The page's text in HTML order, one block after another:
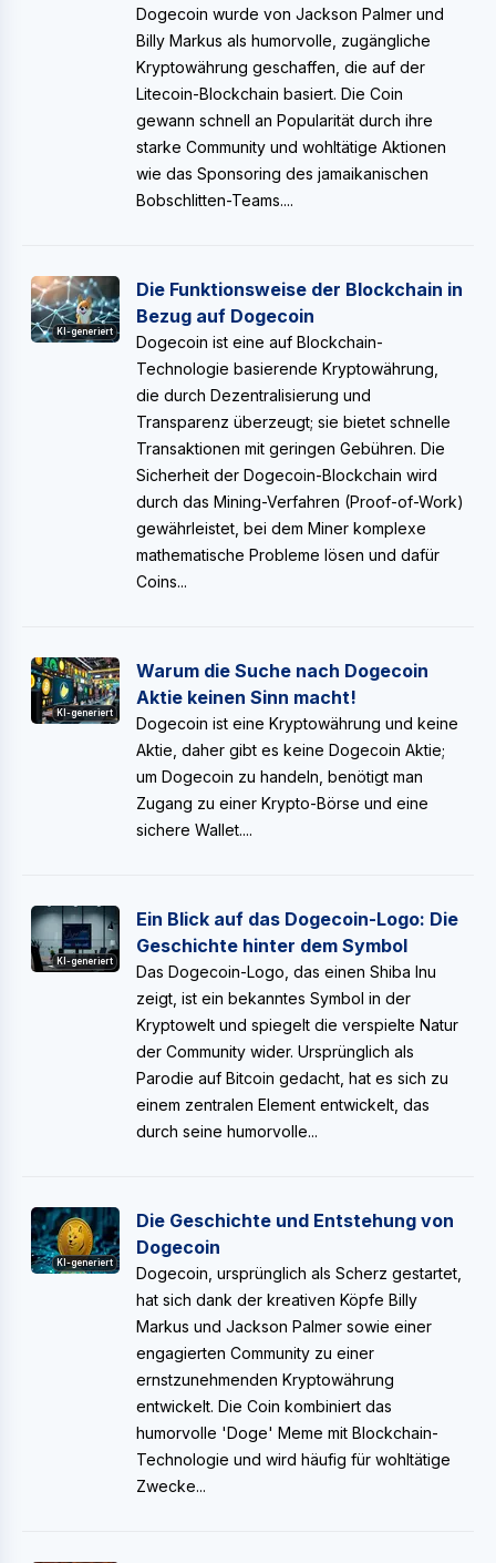
Dogecoin wurde von Jackson Palmer und
Billy Markus als humorvolle, zugängliche
Kryptowährung geschaffen, die auf der
Litecoin-Blockchain basiert. Die Coin
gewann schnell an Popularität durch ihre
starke Community und wohltätige Aktionen
wie das Sponsoring des jamaikanischen
Bobschlitten-Teams....
KI-generiert
Die Funktionsweise der Blockchain in
Bezug auf Dogecoin
Dogecoin ist eine auf Blockchain-
Technologie basierende Kryptowährung,
die durch Dezentralisierung und
Transparenz überzeugt; sie bietet schnelle
Transaktionen mit geringen Gebühren. Die
Sicherheit der Dogecoin-Blockchain wird
durch das Mining-Verfahren (Proof-of-Work)
gewährleistet, bei dem Miner komplexe
mathematische Probleme lösen und dafür
Coins...
KI-generiert
Warum die Suche nach Dogecoin
Aktie keinen Sinn macht!
Dogecoin ist eine Kryptowährung und keine
Aktie, daher gibt es keine Dogecoin Aktie;
um Dogecoin zu handeln, benötigt man
Zugang zu einer Krypto-Börse und eine
sichere Wallet....
KI-generiert
Ein Blick auf das Dogecoin-Logo: Die
Geschichte hinter dem Symbol
Das Dogecoin-Logo, das einen Shiba Inu
zeigt, ist ein bekanntes Symbol in der
Kryptowelt und spiegelt die verspielte Natur
der Community wider. Ursprünglich als
Parodie auf Bitcoin gedacht, hat es sich zu
einem zentralen Element entwickelt, das
durch seine humorvolle...
KI-generiert
Die Geschichte und Entstehung von
Dogecoin
Dogecoin, ursprünglich als Scherz gestartet,
hat sich dank der kreativen Köpfe Billy
Markus und Jackson Palmer sowie einer
engagierten Community zu einer
ernstzunehmenden Kryptowährung
entwickelt. Die Coin kombiniert das
humorvolle 'Doge' Meme mit Blockchain-
Technologie und wird häufig für wohltätige
Zwecke...